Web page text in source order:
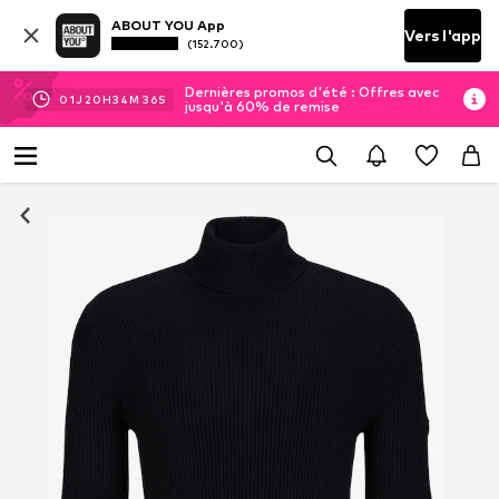
ABOUT YOU App
(152.700) Vers l'app
01J 20H34M 35S
Dernières promos d'été : Offres avec
jusqu'à 60% de remise